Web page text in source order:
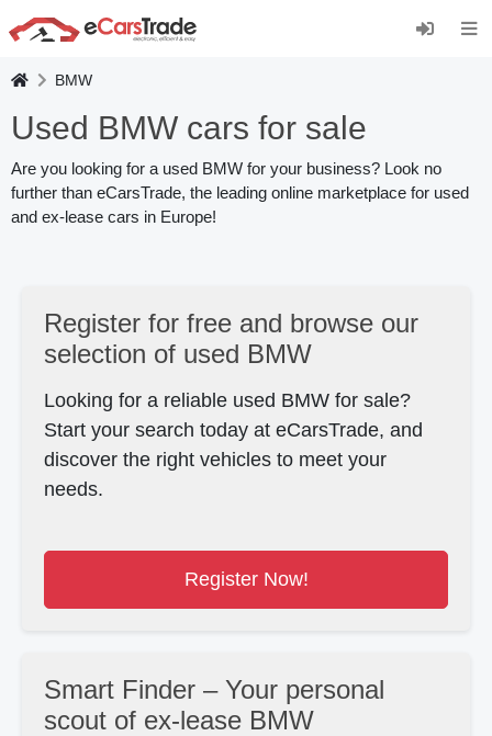
Asenna eCarsTrade-verkkosovellus, lisää se
aloitusnäyttöön ja vastaanota päivitykset
välittömästi.
BMW
Used BMW cars for sale
Are you looking for a used BMW for your business? Look no
further than eCarsTrade, the leading online marketplace for used
and ex-lease cars in Europe!
Register for free and browse our
selection of used BMW
Looking for a reliable used BMW for sale?
Start your search today at eCarsTrade, and
discover the right vehicles to meet your
needs.
Register Now!
Smart Finder – Your personal
scout of ex-lease BMW